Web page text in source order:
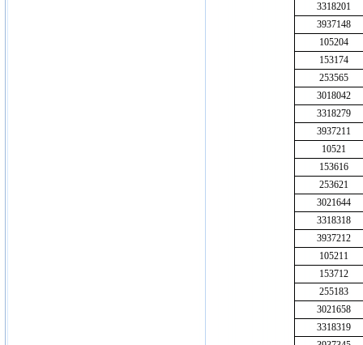
3318201
3937148
105204
153174
253565
3018042
3318279
3937211
10521
153616
253621
3021644
3318318
3937212
105211
153712
255183
3021658
3318319